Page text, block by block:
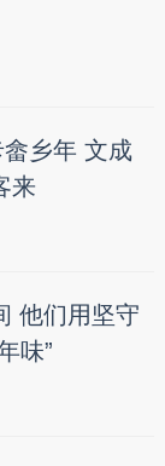
畲乡年 文成
来
他们用坚守
味”